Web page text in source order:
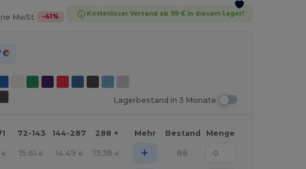
MwSt -41% Kostenloser Versand ab 99 € in diesem Lager!
Lagerbestand in 3 Monate
72-143 144-287 288 + Mehr Bestand Menge
€ 15.61 € 14.49 € 13.38 € + 88